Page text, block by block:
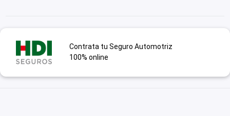
Contrata tu Seguro Automotriz
100% online